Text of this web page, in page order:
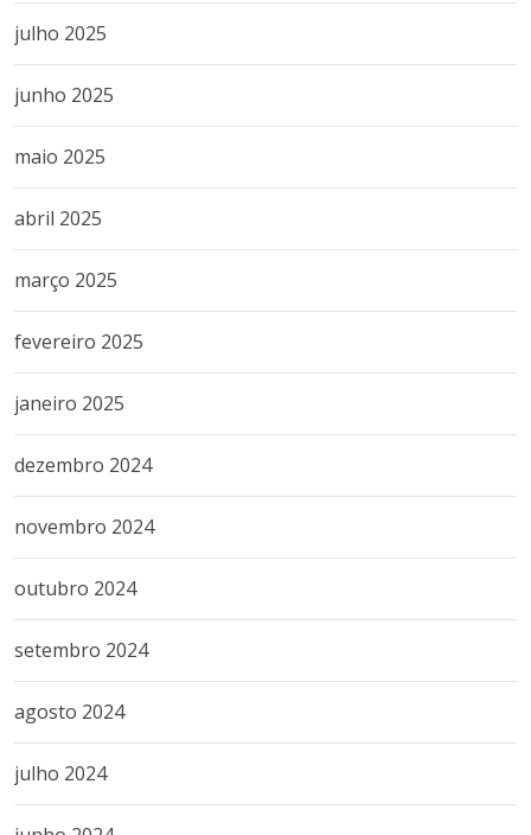
julho 2025
junho 2025
maio 2025
abril 2025
março 2025
fevereiro 2025
janeiro 2025
dezembro 2024
novembro 2024
outubro 2024
setembro 2024
agosto 2024
julho 2024